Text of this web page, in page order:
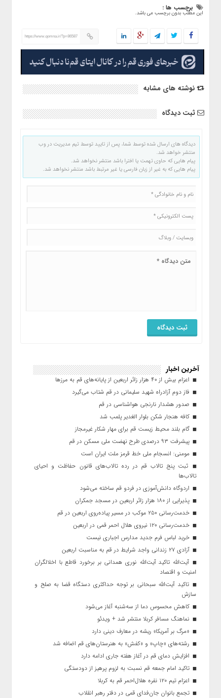
برچسب ها :
این مطلب بدون برچسب می باشد.
https://www.qomna.ir/?p=86587
نوشته های مشابه
ثبت دیدگاه
دیدگاه های ارسال شده توسط شما، پس از تایید توسط تیم مدیریت در وب
منتشر خواهد شد.
پیام هایی که حاوی تهمت یا افترا باشد منتشر نخواهد شد.
پیام هایی که به غیر از زبان فارسی یا غیر مرتبط باشد منتشر نخواهد شد.
آخرین اخبار
اعزام بیش از ۴۰ هزار زائر اربعین از پایانه‌های قم به مرزها
فاز دوم آزادراه شهید سلیمانی در قم شتاب می‌گیرد
صدور هشدار نارنجی هواشناسی در قم
کافه هنجار شکن بلوار الغدیر پلمب شد
گام بلند محیط زیست قم برای مهار شکار غیرمجاز
پیشرفت ۹۳ درصدی طرح نهضت ملی مسکن در قم
مومنی: انسجام ملی خط قرمز ملت ایران است
ثبت پنج تالاب قم در رده تالاب‌های قانون حفاظت و احیای
تالاب‌ها
اردوگاه دانش‌آموزی در فردو قم ساخته می‌شود
پذیرایی از ۱۸۰ هزار زائر اربعین در مسجد جمکران
خدمت‌رسانی ۲۵۰ موکب در مسیر پیاده‌روی اربعین در قم
خدمت‌رسانی ۱۲۰ نیروی هلال احمر قمی در اربعین
خرید لباس فرم جدید مدارس اجباری نیست
آزادی ۲۷ زندانی واجد شرایط در قم به مناسبت اربعین
آیت‌الله تاکید آیت‌الله نوری همدانی بر برخورد قاطع با اخلالگران
امنیت و اقتصاد
تاکید آیت‌الله‌ سبحانی بر توجه حداکثری دستگاه قضا به صلح و
سازش
کاهش محسوس دما از سه‌شنبه آغاز می‌شود
نماهنگ مسافر کربلا منتشر شد + ویدئو
«مرگ بر آمریکا» ریشه در معارف دینی دارد
رشته‌های «چاپ» و «کفش» به هنرستان‌های قم اضافه شد
افزایش دمای قم در آغاز هفته جاری ادامه دارد
تاکید امام جمعه قم نسبت به لزوم پرهیز از دودستگی
اعزام تیم ۱۲۰ نفره هلال‌احمر قم به کربلا
تجمع بانوان جان‌فدای قمی در دفتر رهبر انقلاب